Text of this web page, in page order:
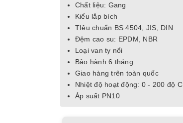
Chất liệu: Gang
Kiểu lắp bích
TIêu chuẩn BS 4504, JIS, DIN
Đệm cao su: EPDM, NBR
Loại van ty nổi
Bảo hành 6 tháng
Giao hàng trên toàn quốc
Nhiệt độ hoạt động: 0 - 200 độ C
Áp suất PN10